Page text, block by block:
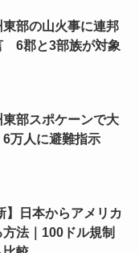
東部の山火事に連邦
6郡と3部族が対象
東部スポケーンで大
万人に避難指示
】日本からアメリカ
法｜100ドル規制